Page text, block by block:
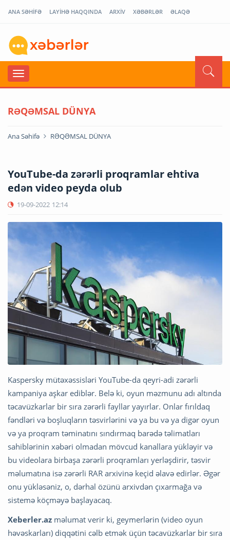
ANA SƏHİFƏ LAYİHƏ HAQQINDA ARXİV XƏBƏRLƏR ƏLAQƏ
RƏQƏMSAL DÜNYA
Ana Səhifə RƏQƏMSAL DÜNYA
YouTube-da zərərli proqramlar ehtiva
edən video peyda olub
19-09-2022 12:14
Kaspersky mütəxəssisləri YouTube-da qeyri-adi zərərli
kampaniya aşkar ediblər. Belə ki, oyun məzmunu adı altında
təcavüzkarlar bir sıra zərərli fayllar yayırlar. Onlar fırıldaq
fəndləri və boşluqların təsvirlərini və ya bu və ya digər oyun
və ya proqram təminatını sındırmaq barədə təlimatları
sahiblərinin xəbəri olmadan mövcud kanallara yükləyir və
bu videolara birbaşa zərərli proqramları yerləşdirir, təsvir
məlumatına isə zərərli RAR arxivinə keçid əlavə edirlər. Əgər
onu yükləsəniz, o, dərhal özünü arxivdən çıxarmağa və
sistemə köçməyə başlayacaq.
Xeberler.az məlumat verir ki, geymerlərin (video oyun
həvəskarları) diqqətini cəlb etmək üçün təcavüzkarlar bir sıra